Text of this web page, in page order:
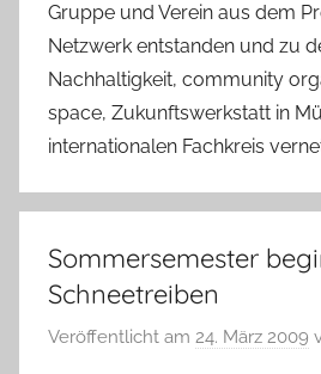
Gruppe und Verein aus dem
Netzwerk entstanden und zu
Nachhaltigkeit, community
space, Zukunftswerkstatt in
internationalen Fachkreis
Sommersemester
Schneetreiben
Veröffentlicht am 24. März 2009